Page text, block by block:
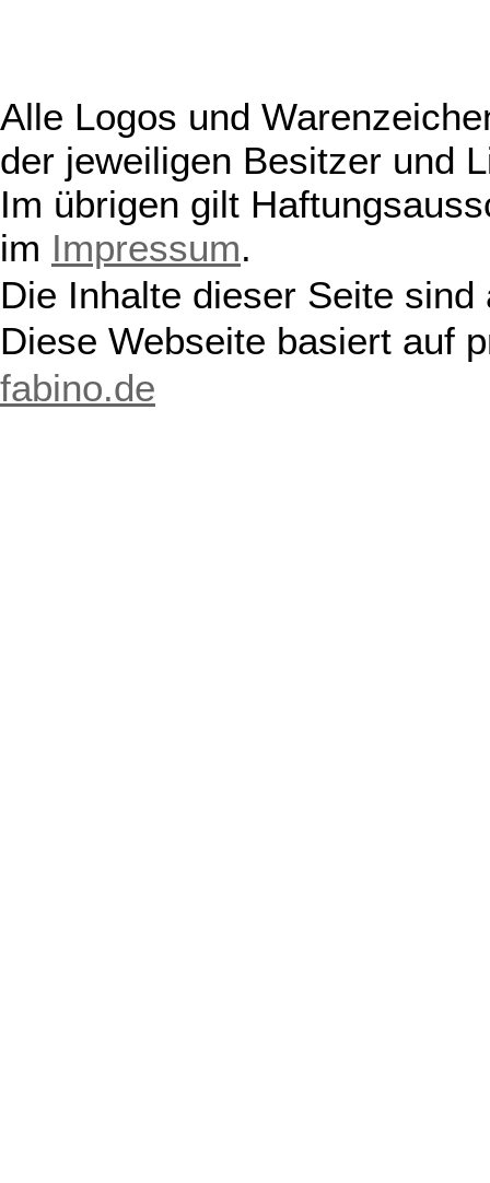
Alle Logos und
der jeweiligen Besitzer und
Im übrigen gilt
im Impressum.
Die Inhalte dieser Seite
Diese Webseite basiert auf
fabino.de